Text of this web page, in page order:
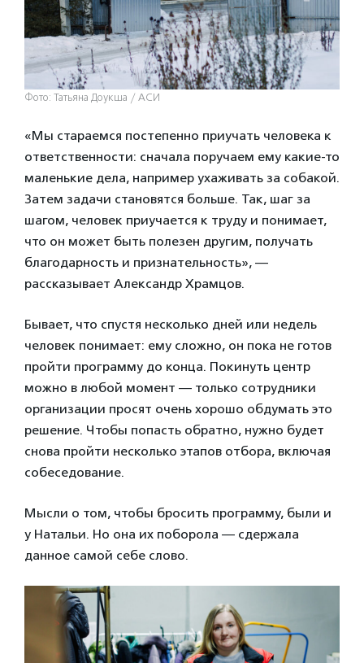
Фото: Татьяна Доукша / АСИ
«Мы стараемся постепенно приучать человека к
ответственности: сначала поручаем ему какие-то
маленькие дела, например ухаживать за собакой.
Затем задачи становятся больше. Так, шаг за
шагом, человек приучается к труду и понимает,
что он может быть полезен другим, получать
благодарность и признательность», —
рассказывает Александр Храмцов.
Бывает, что спустя несколько дней или недель
человек понимает: ему сложно, он пока не готов
пройти программу до конца. Покинуть центр
можно в любой момент — только сотрудники
организации просят очень хорошо обдумать это
решение. Чтобы попасть обратно, нужно будет
снова пройти несколько этапов отбора, включая
собеседование.
Мысли о том, чтобы бросить программу, были и
у Натальи. Но она их поборола — сдержала
данное самой себе слово.